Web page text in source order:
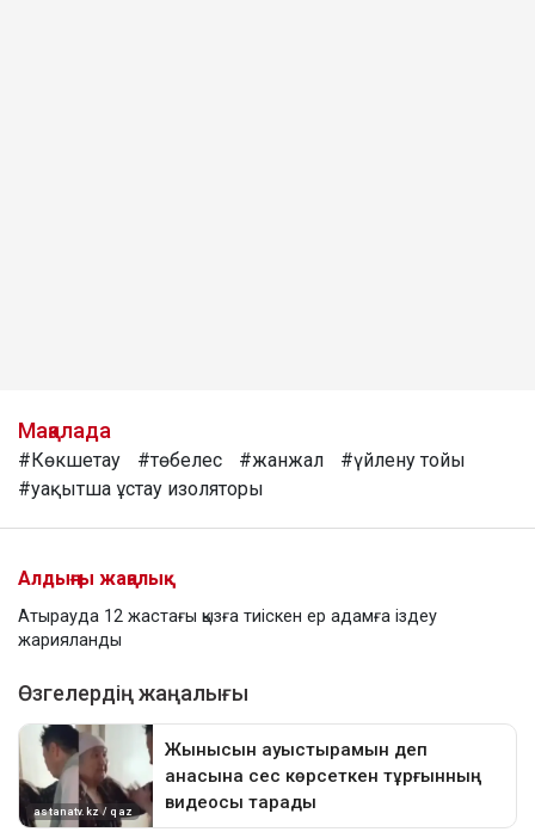
Мақалада
#Көкшетау #төбелес #жанжал
#үйлену тойы
#уақытша ұстау изоляторы
Алдыңғы жаңалық
Атырауда 12 жастағы қызға тиіскен ер адамға іздеу
жарияланды